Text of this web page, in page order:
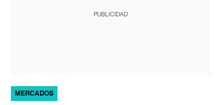
PUBLICIDAD
MERCADOS